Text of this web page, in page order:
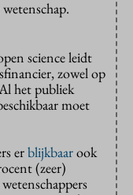
science leidt
zowel op
het publiek
moet
erblijkbaarook
(zeer)